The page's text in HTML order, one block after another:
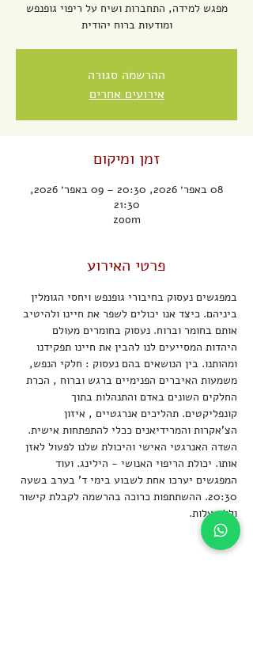
מפגש למידה, התחברות ושיח על ריפוי גופנפש
ומודעות ברוח יהודית
ההרשמה סגורה
אירועים אחרים
זמן ומיקום
08 באפר׳ 2026, 20:30 – 09 באפר׳ 2026,
21:30
zoom
פרטי האירוע
במפגשים נעסוק בחיבורי גופנפש ויחסי הגומלין
ביניהם. כיצד אנו יכולים לשפר את חיינו ולהיטיב
אותם בחומר וברוח. נעסוק בחומרים מעולם
היהדות המסייעים לנו להבין את חיינו תפקידנו
ומהותנו. בין הנושאים בהם נעסוק : חלקי הנפש,
משמעות האיברים הפנימיים ברגש וברוח , הכרת
החלקים השונים באדם והתנהלות בתוך
קונפליקטים. תהליכים אנרגטיים , איזון
הצ'אקרות והמרידיאנים ככלי להתפתחות אישית.
השדה האנרגטי האישי והיכולת שלנו לפעול לאזן
אותו. יכולת הריפוי האנושי - הילינג. ועוד
המפגשים יערכו אחת לשבוע בימי ד' בערב בשעה
20:30. ההשתתפות כרוכה בהרשמה לקבלת קישור
וללא עלות.